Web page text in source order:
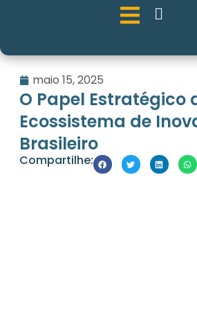
maio 15, 2025
O Papel Estratégico
Ecossistema de
Brasileiro
Compartilhe: